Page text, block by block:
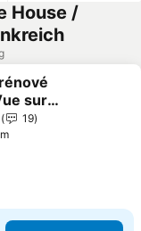
House /
hinzufügen
sur
19